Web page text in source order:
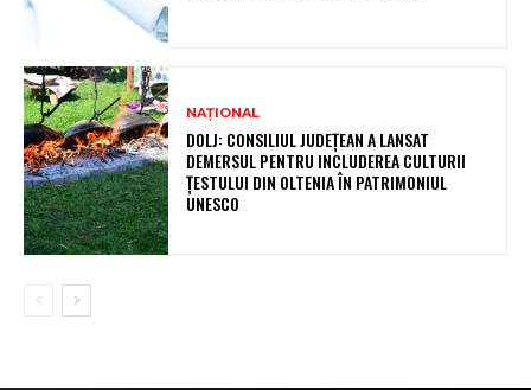
NAȚIONAL
DOLJ: CONSILIUL JUDEȚEAN A LANSAT
DEMERSUL PENTRU INCLUDEREA CULTURII
ȚESTULUI DIN OLTENIA ÎN PATRIMONIUL
UNESCO